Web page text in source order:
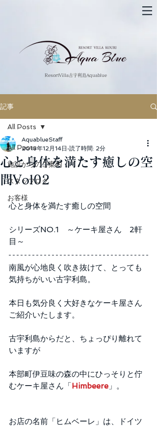
​ResortVilla古宇利島Aquablue
記事
All Posts
施設からのご案内
スタッフログ
お客様
All Posts
心と身体を満たす癒しの空
間Vol02
AquablueStaff
2018年12月14日 読了時間: 2分
心と身体を満たす癒しの空間
シリーズNO.1　～ケーキ屋さん　2軒
目～
南風が心地良く吹き抜けて、とっても
気持ちがいい古宇利島。
本日も気分良く大好きなケーキ屋さん
ご紹介いたします。
古宇利島からだと、ちょっぴり離れて
いますが
本部町伊豆味の森の中にひっそりと佇
むケーキ屋さん「Himbeere 」。
お店の名前「ヒムベーレ」は、ドイツ